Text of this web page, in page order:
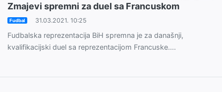
Zmajevi spremni za duel sa Francuskom
Fudbal 31.03.2021. 10:25
Fudbalska reprezentacija BiH spremna je za današnji,
kvalifikacijski duel sa reprezentacijom Francuske....